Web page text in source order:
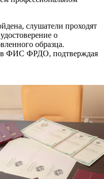
слушатели проходят
о
образца.
в ФИС ФРДО, подтверждая